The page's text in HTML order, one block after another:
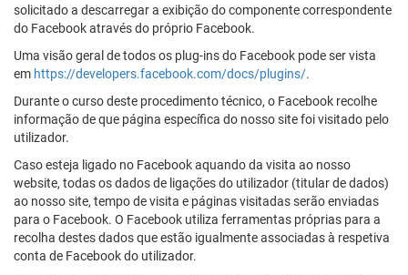
solicitado a descarregar a exibição do componente correspondente
do Facebook através do próprio Facebook.
Uma visão geral de todos os plug-ins do Facebook pode ser vista
em https://developers.facebook.com/docs/plugins/.
Durante o curso deste procedimento técnico, o Facebook recolhe
informação de que página específica do nosso site foi visitado pelo
utilizador.
Caso esteja ligado no Facebook aquando da visita ao nosso
website, todas os dados de ligações do utilizador (titular de dados)
ao nosso site, tempo de visita e páginas visitadas serão enviadas
para o Facebook. O Facebook utiliza ferramentas próprias para a
recolha destes dados que estão igualmente associadas à respetiva
conta de Facebook do utilizador.